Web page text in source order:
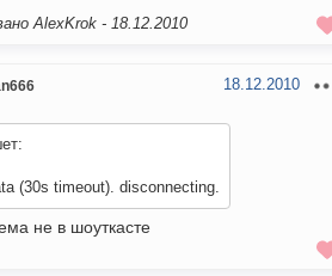
AlexKrok - 18.12.2010
18.12.2010
(30s timeout). disconnecting.
не в шоуткасте